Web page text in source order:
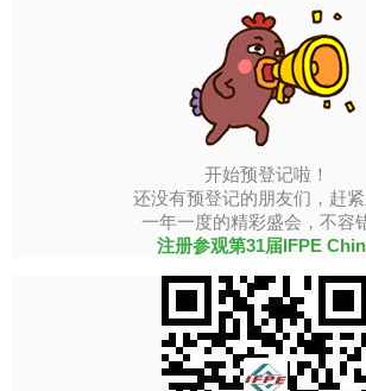
开始预登记啦！
还没有预登记的朋友们，赶
一年一度的精彩盛会，不容
注册参观第31届IFPE